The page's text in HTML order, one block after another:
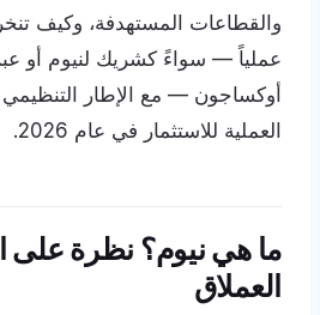
والقطاعات المستهدفة، وكيف
عملياً — سواءً كشريك لنيوم أو
أوكساجون — مع الإطار
العملية للاستثمار في عام 2026.
ما هي نيوم؟ نظرة على
العملاق